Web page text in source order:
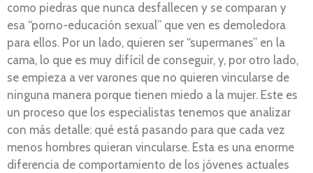
como piedras que nunca desfallecen y se comparan y
esa “porno-educación sexual” que ven es demoledora
para ellos. Por un lado, quieren ser “supermanes” en la
cama, lo que es muy difícil de conseguir, y, por otro lado,
se empieza a ver varones que no quieren vincularse de
ninguna manera porque tienen miedo a la mujer. Este es
un proceso que los especialistas tenemos que analizar
con más detalle: qué está pasando para que cada vez
menos hombres quieran vincularse. Esta es una enorme
diferencia de comportamiento de los jóvenes actuales